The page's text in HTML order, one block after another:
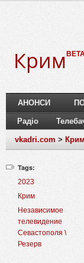
Крим
АНОНСИ
Радіо
vkadri.com > Крим
Tags:
2023
Крим
Независимое
телевидение
Севастополя \
Резерв